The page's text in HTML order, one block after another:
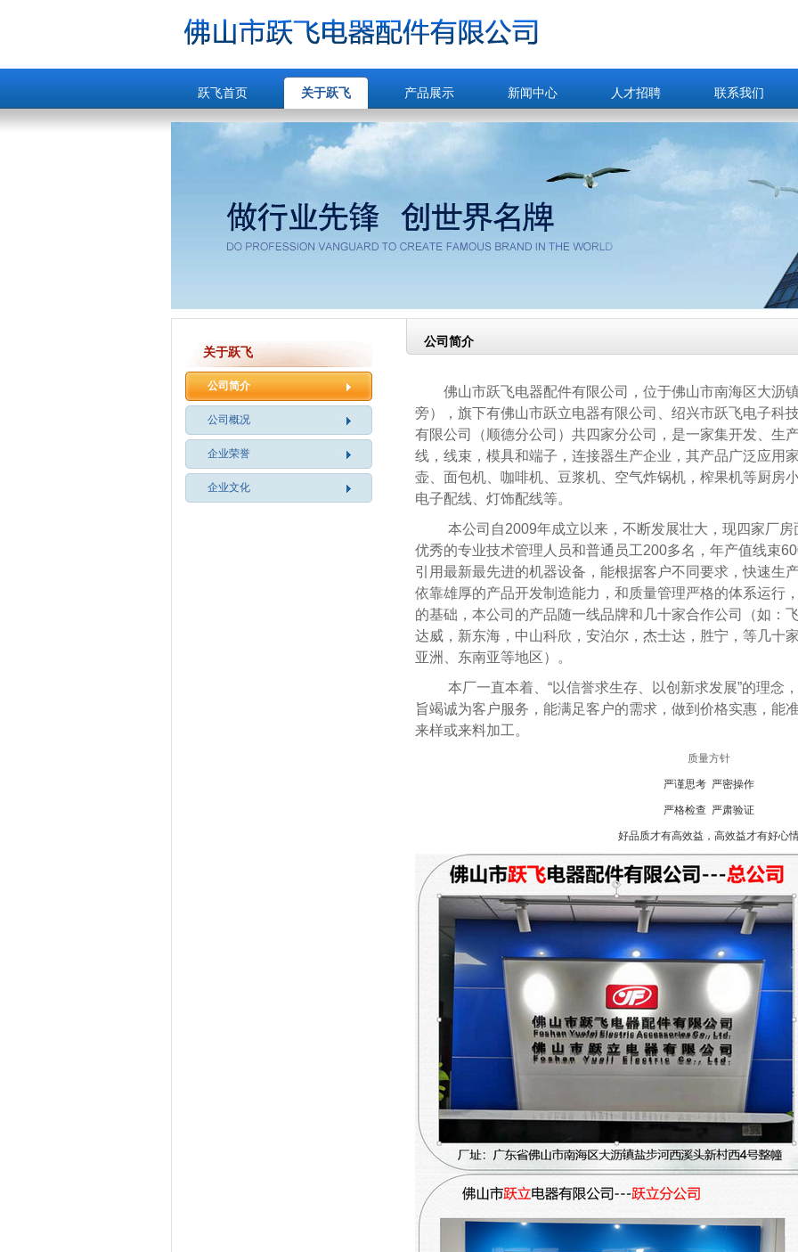
跃飞首页 关于跃飞 产品展示 新闻中心 人才招聘 联系我们
关于跃飞
公司简介
公司概况
企业荣誉
企业文化
公司简介
佛山市跃飞电器配件有限公司，位于佛山市南海区大沥
旁），旗下有佛山市跃立电器有限公司、绍兴市跃飞电子科
有限公司（顺德分公司）共四家分公司，是一家集开发、生
线，线束，模具和端子，连接器生产企业，其产品广泛应用
壶、面包机、咖啡机、豆浆机、空气炸锅机，榨果机等厨房
电子配线、灯饰配线等。
本公司自2009年成立以来，不断发展壮大，现四家厂房
优秀的专业技术管理人员和普通员工200多名，年产值线束
引用最新最先进的机器设备，能根据客户不同要求，快速生
依靠雄厚的产品开发制造能力，和质量管理严格的体系运行
的基础，本公司的产品随一线品牌和几十家合作公司（如：
达威，新东海，中山科欣，安泊尔，杰士达，胜宁，等几十
亚洲、东南亚等地区）。
本厂一直本着、“以信誉求生存、以创新求发展”的理念
旨竭诚为客户服务，能满足客户的需求，做到价格实惠，能
来样或来料加工。
质量方针
严谨思考 严密操作
严格检查 严肃验证
好品质才有高效益，高效益才有好心